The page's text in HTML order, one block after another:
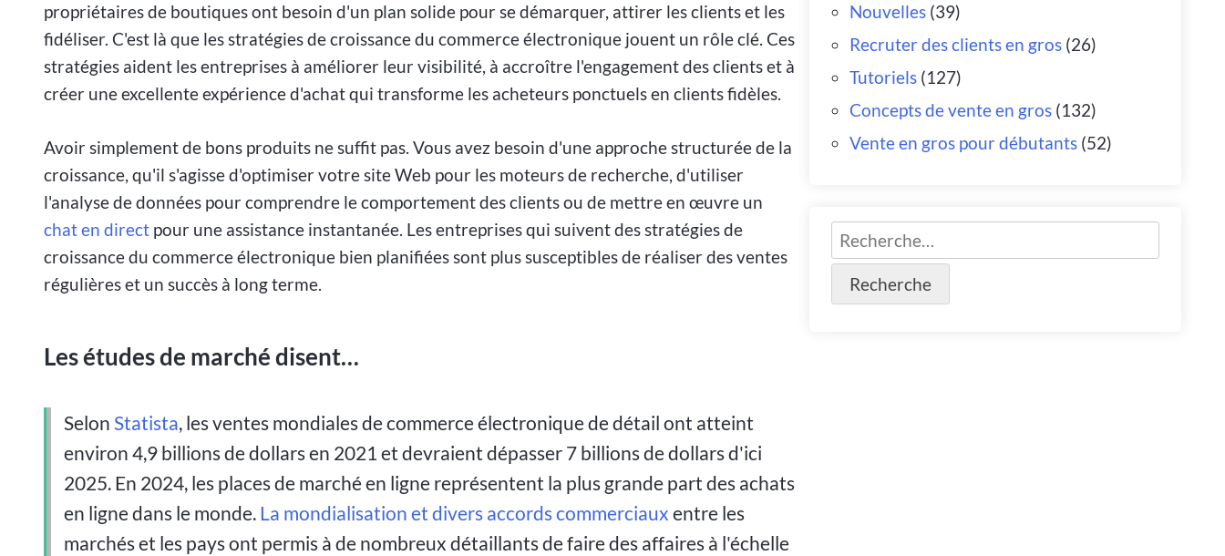
propriétaires de boutiques ont besoin d'un plan solide pour se démarquer, attirer les clients et les
fidéliser. C'est là que les stratégies de croissance du commerce électronique jouent un rôle clé. Ces
stratégies aident les entreprises à améliorer leur visibilité, à accroître l'engagement des clients et à
créer une excellente expérience d'achat qui transforme les acheteurs ponctuels en clients fidèles.
Avoir simplement de bons produits ne suffit pas. Vous avez besoin d'une approche structurée de la
croissance, qu'il s'agisse d'optimiser votre site Web pour les moteurs de recherche, d'utiliser
l'analyse de données pour comprendre le comportement des clients ou de mettre en œuvre un
chat en direct pour une assistance instantanée. Les entreprises qui suivent des stratégies de
croissance du commerce électronique bien planifiées sont plus susceptibles de réaliser des ventes
régulières et un succès à long terme.
Les études de marché disent…
SelonStatista, les ventes mondiales de commerce électronique de détail ont atteint
environ 4,9 billions de dollars en 2021 et devraient dépasser 7 billions de dollars d'ici
2025. En 2024, les places de marché en ligne représentent la plus grande part des achats
en ligne dans le monde. La mondialisation et divers accords commerciaux entre les
marchés et les pays ont permis à de nombreux détaillants de faire des affaires à l'échelle
Nouvelles (39)
Recruter des clients en gros (26)
Tutoriels (127)
Concepts de vente en gros (132)
Vente en gros pour débutants (52)